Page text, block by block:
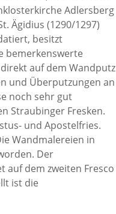
Adlersberg
Ägidius (1290/1297)
besitzt
bemerkenswerte
auf dem Wandputz
und Überputzungen an
noch sehr gut
Straubinger Fresken.
und Apostelfries.
Wandmalereien in
Der
auf dem zweiten Fresco
ist die